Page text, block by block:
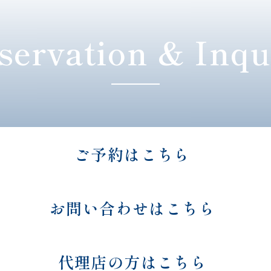
&
ご予約はこちら
お問い合わせはこちら
代理店の方はこちら